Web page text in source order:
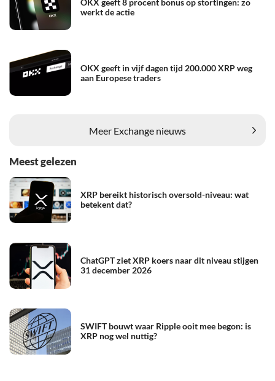
werkt de actie
OKX geeft in vijf dagen tijd 200.000 XRP weg
aan Europese traders
Meer Exchange nieuws
Meest gelezen
XRP bereikt historisch oversold-niveau: wat
betekent dat?
ChatGPT ziet XRP koers naar dit niveau stijgen
31 december 2026
SWIFT bouwt waar Ripple ooit mee begon: is
XRP nog wel nuttig?